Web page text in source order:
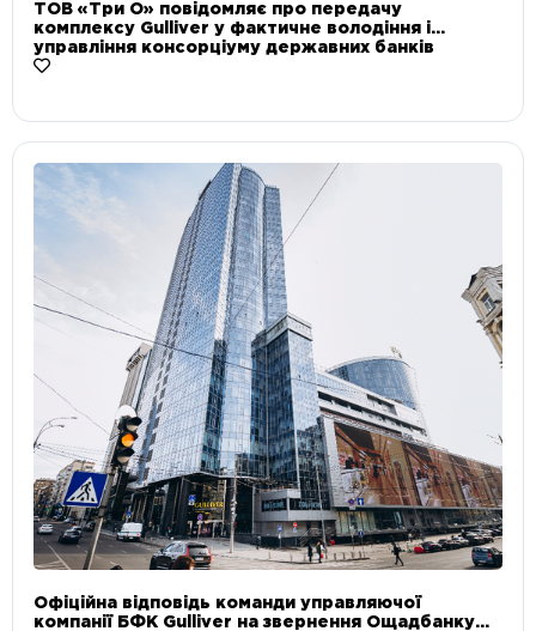
ТОВ «Три О» повідомляє про передачу
комплексу Gulliver у фактичне володіння і
управління консорціуму державних банків
Офіційна відповідь команди управляючої
компанії БФК Gulliver на звернення Ощадбанку